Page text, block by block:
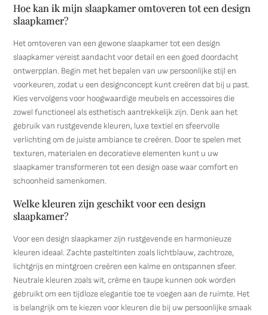
Hoe kan ik mijn slaapkamer omtoveren tot een design
slaapkamer?
Het omtoveren van een gewone slaapkamer tot een design
slaapkamer vereist aandacht voor detail en een goed doordacht
ontwerpplan. Begin met het bepalen van uw persoonlijke stijl en
voorkeuren, zodat u een designconcept kunt creëren dat bij u past.
Kies vervolgens voor hoogwaardige meubels en accessoires die
zowel functioneel als esthetisch aantrekkelijk zijn. Denk aan het
gebruik van rustgevende kleuren, luxe textiel en sfeervolle
verlichting om de juiste ambiance te creëren. Door te spelen met
texturen, materialen en decoratieve elementen kunt u uw
slaapkamer transformeren tot een design oase waar comfort en
schoonheid samenkomen.
Welke kleuren zijn geschikt voor een design
slaapkamer?
Voor een design slaapkamer zijn rustgevende en harmonieuze
kleuren ideaal. Zachte pasteltinten zoals lichtblauw, zachtroze,
lichtgrijs en mintgroen creëren een kalme en ontspannen sfeer.
Neutrale kleuren zoals wit, crème en taupe kunnen ook worden
gebruikt om een tijdloze elegantie toe te voegen aan de ruimte. Het
is belangrijk om te kiezen voor kleuren die bij uw persoonlijke smaak